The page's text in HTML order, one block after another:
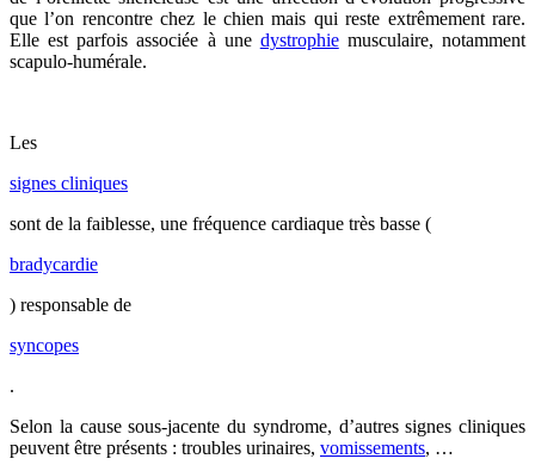
que l’on rencontre chez le chien mais qui reste extrêmement rare.
Elle est parfois associée à une dystrophiemusculaire, notamment
scapulo-humérale.
Les
signes cliniques
sont de la faiblesse, une fréquence cardiaque très basse (
bradycardie
) responsable de
syncopes
.
Selon la cause sous-jacente du syndrome, d’autres signes cliniques
peuvent être présents : troubles urinaires, vomissements, …